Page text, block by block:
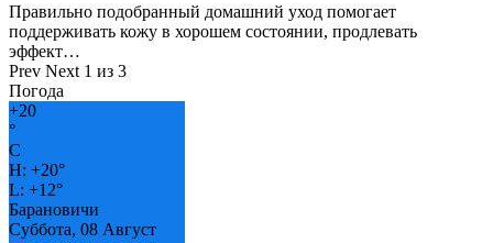
Правильно подобранный домашний уход помогает
поддерживать кожу в хорошем состоянии, продлевать
эффект…
Prev Next 1 из 3
Погода
+20
°
C
H: +20°
L: +12°
Барановичи
Суббота, 08 Август